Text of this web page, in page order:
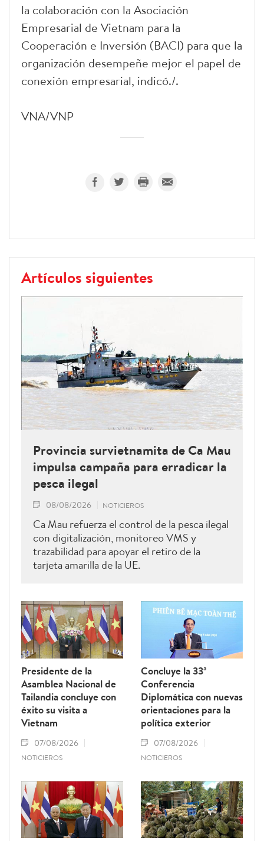
la colaboración con la Asociación
Empresarial de Vietnam para la
Cooperación e Inversión (BACI) para que la
organización desempeñe mejor el papel de
conexión empresarial, indicó./.
VNA/VNP
Artículos siguientes
Provincia survietnamita de Ca Mau
impulsa campaña para erradicar la
pesca ilegal
08/08/2026 NOTICIEROS
Ca Mau refuerza el control de la pesca ilegal
con digitalización, monitoreo VMS y
trazabilidad para apoyar el retiro de la
tarjeta amarilla de la UE.
Presidente de la
Asamblea Nacional de
Tailandia concluye con
éxito su visita a
Vietnam
07/08/2026
NOTICIEROS
Concluye la 33ª
Conferencia
Diplomática con nuevas
orientaciones para la
política exterior
07/08/2026
NOTICIEROS